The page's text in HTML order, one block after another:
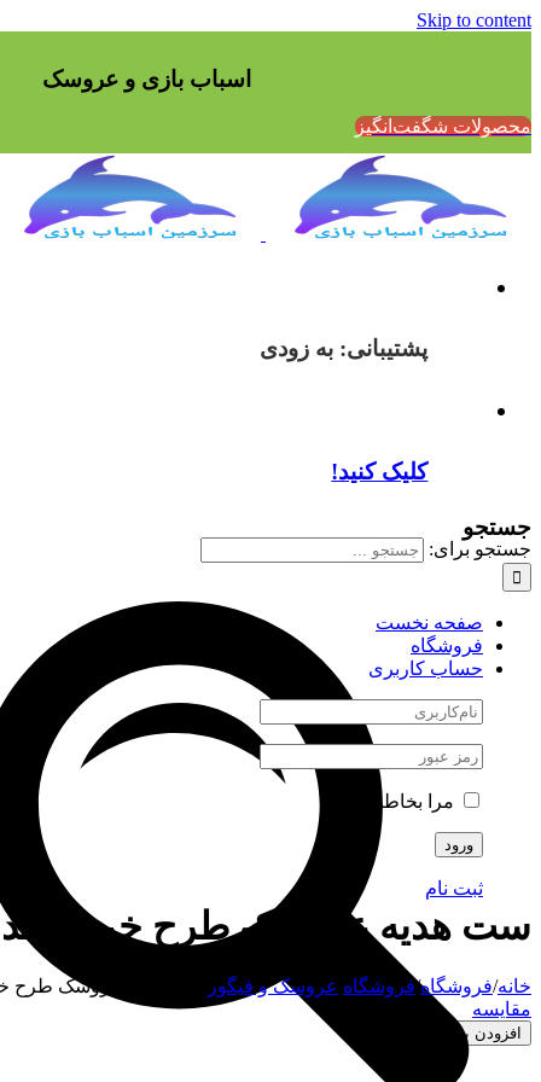
Skip to content
اسباب بازی و عروسک
محصولات شگفت‌انگیز
پشتیبانی: به زودی
کلیک کنید!
جستجو
جستجو برای:
صفحه نخست
فروشگاه
حساب کاربری
مرا بخاطر بسپار
ثبت نام
ست هدیه عروسک طرح خرس کد
خانه/فروشگاه/فروشگاه عروسک و فیگور
ست هدیه عروسک طرح
مقایسه
افزودن به علاقه‌مندی‌ها